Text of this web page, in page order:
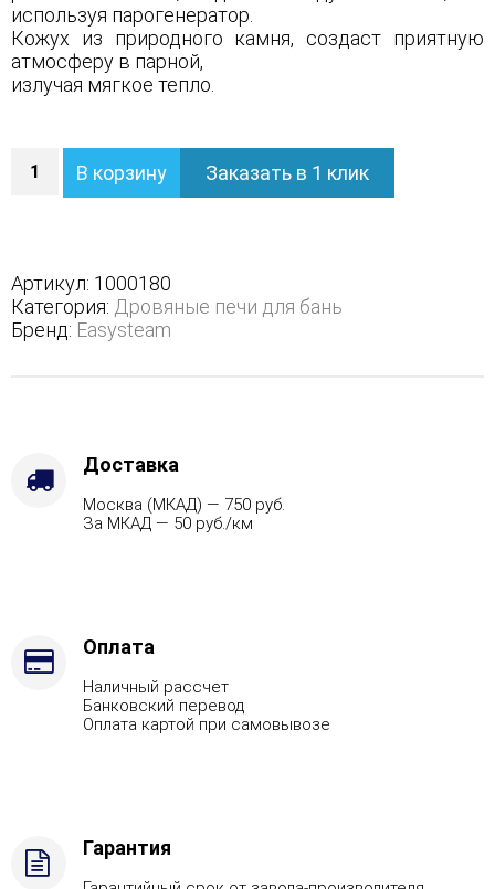
используя парогенератор.
Кожух из природного камня, создаст приятную
атмосферу в парной,
излучая мягкое тепло.
Печь
Анапа
полноценном
кожухе
-
Защита
Талькохлорит,
Вид
топлива
вход
В корзину Заказать в 1 клик
Артикул: 1000180
Категория: Дровяные печи для бань
Бренд: Easysteam
Доставка
Москва (МКАД) — 750 руб.
За МКАД — 50 руб./км
Оплата
Наличный рассчет
Банковский перевод
Оплата картой при самовывозе
Гарантия